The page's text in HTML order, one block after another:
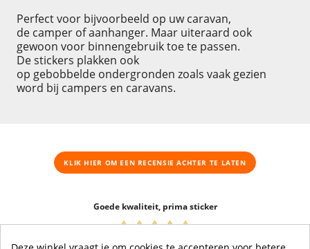
Perfect voor bijvoorbeeld op uw caravan,
de camper of aanhanger. Maar uiteraard ook
gewoon voor binnengebruik toe te passen.
De stickers plakken ook
op gebobbelde ondergronden zoals vaak gezien
word bij campers en caravans.
KLIK HIER OM EEN ​​RECENSIE ACHTER TE LATEN
Goede kwaliteit, prima sticker